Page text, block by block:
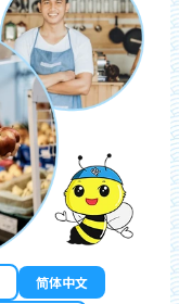
简体中文